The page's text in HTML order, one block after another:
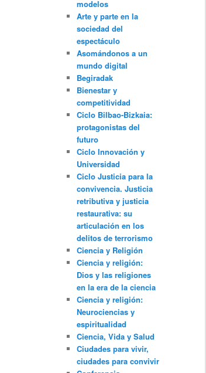
modelos
Arte y parte en la
sociedad del
espectáculo
Asomándonos a un
mundo digital
Begiradak
Bienestar y
competitividad
Ciclo Bilbao-Bizkaia:
protagonistas del
futuro
Ciclo Innovación y
Universidad
Ciclo Justicia para la
convivencia. Justicia
retributiva y justicia
restaurativa: su
articulación en los
delitos de terrorismo
Ciencia y Religión
Ciencia y religión:
Dios y las religiones
en la era de la ciencia
Ciencia y religión:
Neurociencias y
espiritualidad
Ciencia, Vida y Salud
Ciudades para vivir,
ciudades para convivir